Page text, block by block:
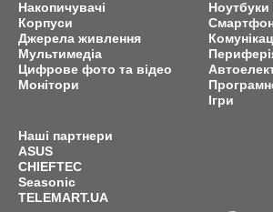
Накопичувачі
Корпуси
Джерела живлення
Мультимедіа
Цифрове фото та відео
Монітори
Ігри
Наші партнери
ASUS
CHIEFTEC
Seasonic
TELEMART.UA